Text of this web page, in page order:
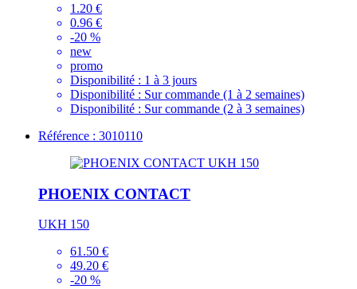
1.20 €
0.96 €
-20 %
new
promo
Disponibilité : 1 à 3 jours
Disponibilité : Sur commande (1 à 2 semaines)
Disponibilité : Sur commande (2 à 3 semaines)
Référence : 3010110
PHOENIX CONTACT
UKH 150
61.50 €
49.20 €
-20 %